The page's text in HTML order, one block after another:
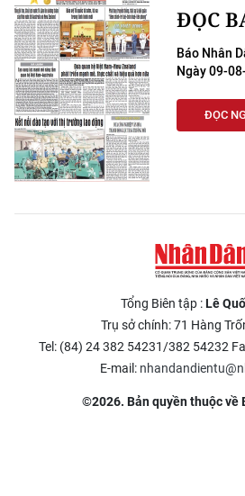
ĐỌC
Báo Nhân
Ngày 09-
ĐỌC
Tổng Biên tập :Lê
Trụ sở chính: 71 Hàng
Tel: (84) 24 382 54231/382 54232
E-mail:
©2026. Bản quyền thuộc về